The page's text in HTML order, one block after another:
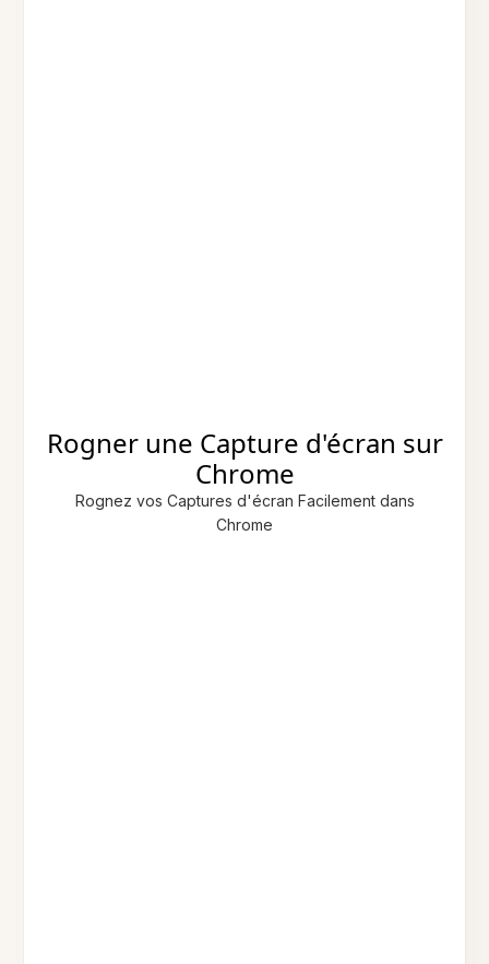
Rogner une Capture d'écran sur
Chrome
Rognez vos Captures d'écran Facilement dans
Chrome